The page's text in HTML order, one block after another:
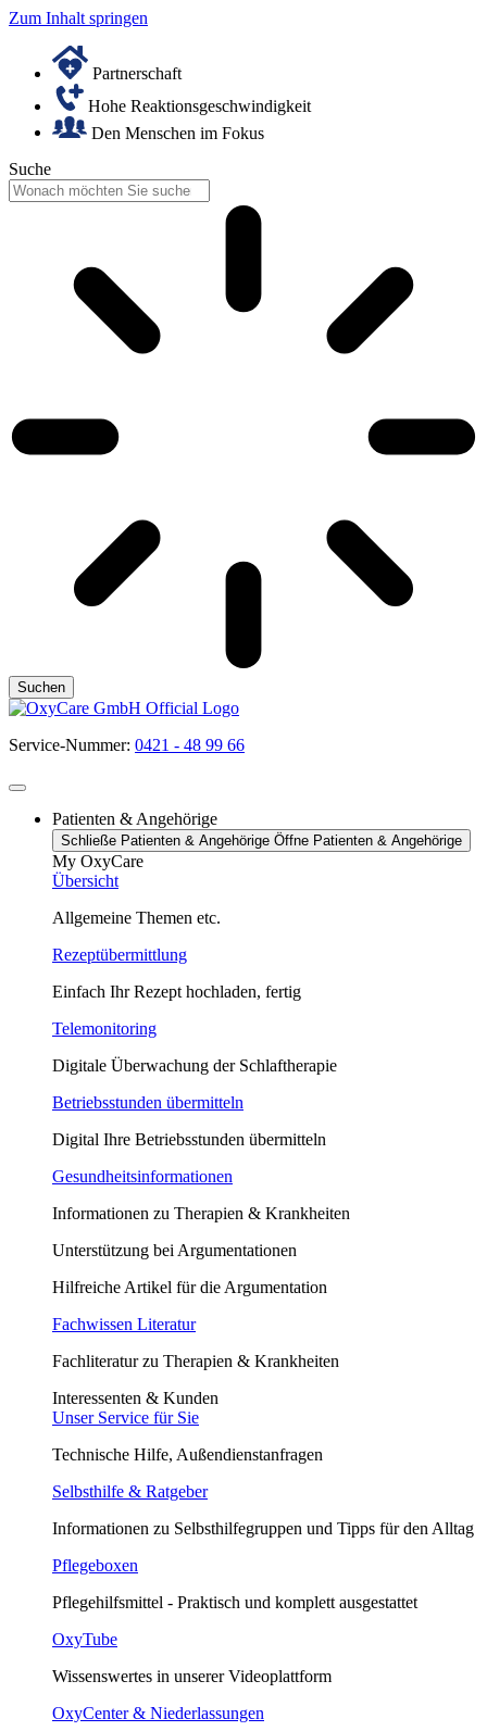
Zum Inhalt springen
Partnerschaft
Hohe Reaktionsgeschwindigkeit
Den Menschen im Fokus
Suche
Suchen
Service-Nummer: 0421 - 48 99 66
Patienten & Angehörige
Schließe Patienten & Angehörige Öffne Patienten & Angehörige
My OxyCare
Übersicht
Allgemeine Themen etc.
Rezeptübermittlung
Einfach Ihr Rezept hochladen, fertig
Telemonitoring
Digitale Überwachung der Schlaftherapie
Betriebsstunden übermitteln
Digital Ihre Betriebsstunden übermitteln
Gesundheitsinformationen
Informationen zu Therapien & Krankheiten
Unterstützung bei Argumentationen
Hilfreiche Artikel für die Argumentation
Fachwissen Literatur
Fachliteratur zu Therapien & Krankheiten
Interessenten & Kunden
Unser Service für Sie
Technische Hilfe, Außendienstanfragen
Selbsthilfe & Ratgeber
Informationen zu Selbsthilfegruppen und Tipps für den Alltag
Pflegeboxen
Pflegehilfsmittel - Praktisch und komplett ausgestattet
OxyTube
Wissenswertes in unserer Videoplattform
OxyCenter & Niederlassungen